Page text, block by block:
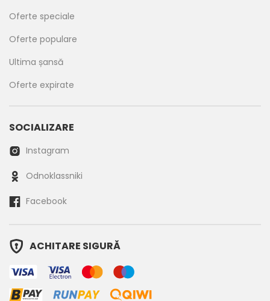
Oferte speciale
Oferte populare
Ultima șansă
Oferte expirate
SOCIALIZARE
Instagram
Odnoklassniki
Facebook
ACHITARE SIGURĂ